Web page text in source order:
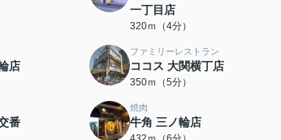
一丁目店
320ｍ（4分）
店
ファミリーレストラン
ココス 大関横丁店
350ｍ（5分）
番
焼肉
牛角 三ノ輪店